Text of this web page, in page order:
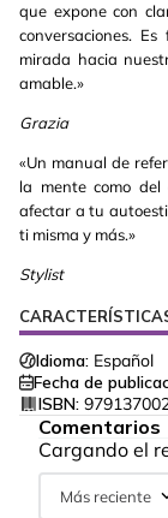
que expone con
conversaciones.
mirada hacia
amable.»
Grazia
«Un manual de
la mente como del
afectar a tu
ti misma y más.»
Stylist
Idioma: Español
Fecha de
ISBN:
Comentarios
Cargando el
Más reciente